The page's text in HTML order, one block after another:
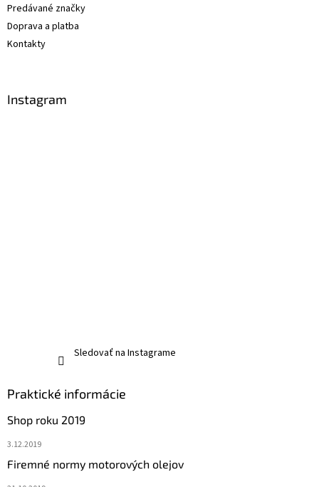
Predávané značky
Doprava a platba
Kontakty
Instagram
Sledovať na Instagrame
Praktické informácie
Shop roku 2019
3.12.2019
Firemné normy motorových olejov